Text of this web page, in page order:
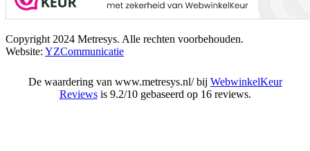
Copyright 2024 Metresys. Alle rechten voorbehouden.
Website: YZCommunicatie
De waardering van www.metresys.nl/ bij WebwinkelKeur
Reviewsis 9.2/10 gebaseerd op 16 reviews.